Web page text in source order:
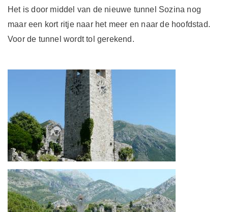
Het is door middel van de nieuwe tunnel Sozina nog
maar een kort ritje naar het meer en naar de hoofdstad.
Voor de tunnel wordt tol gerekend.